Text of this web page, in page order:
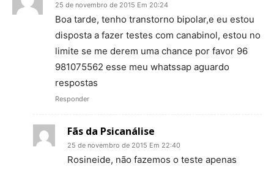
25 de novembro de 2015 Em 20:24
Boa tarde, tenho transtorno bipolar,e eu estou
disposta a fazer testes com canabinol, estou no
limite se me derem uma chance por favor 96
981075562 esse meu whatssap aguardo
respostas
Responder
Fãs da Psicanálise
25 de novembro de 2015 Em 22:40
Rosineide, não fazemos o teste apenas